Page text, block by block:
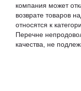
компания может
возврате товаров
относятся к
Перечне
качества, не